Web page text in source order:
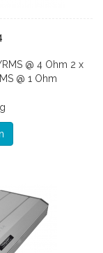
@ 4 Ohm 2 x
@ 1 Ohm